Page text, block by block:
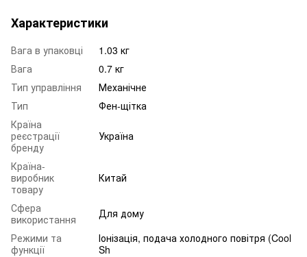
Характеристики
Вага в упаковці
1.03 кг
Вага
0.7 кг
Тип управління
Механічне
Тип
Фен-щітка
Країна
реєстрації
бренду
Україна
Країна-
виробник
товару
Китай
Сфера
використання
Для дому
Режими та
функції
Іонізація, подача холодного повітря (Cool
Sh